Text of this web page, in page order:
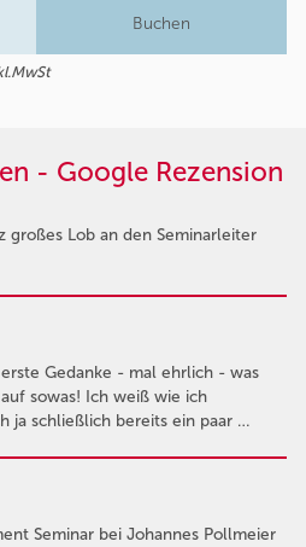
Buchen
- Google Rezension
großes Lob an den Seminarleiter
Gedanke - mal ehrlich - was
sowas! Ich weiß wie ich
ja schließlich bereits ein paar …
Seminar bei Johannes Pollmeier